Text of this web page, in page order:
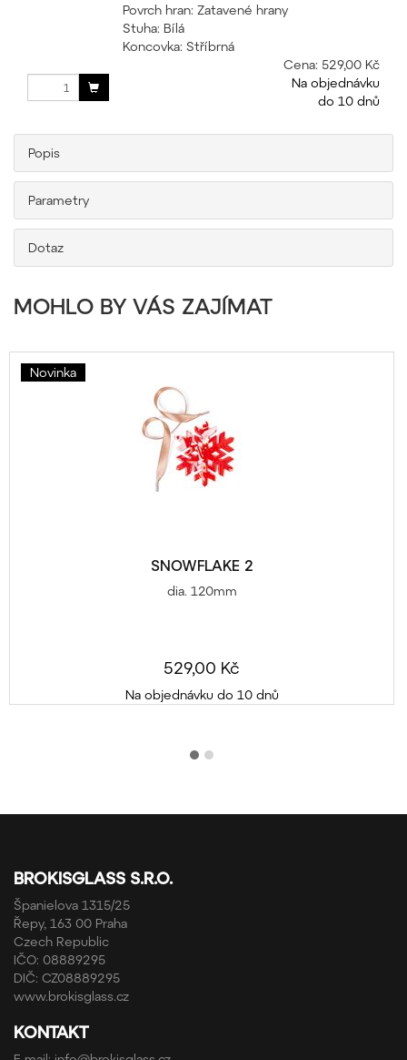
Povrch hran: Zatavené hrany
Stuha: Bílá
Koncovka: Stříbrná
Cena: 529,00 Kč
Na objednávku
do 10 dnů
Popis
Parametry
Dotaz
MOHLO BY VÁS ZAJÍMAT
Novinka
SNOWFLAKE 2
dia. 120mm
529,00 Kč
Na objednávku do 10 dnů
BROKISGLASS S.R.O.
Španielova 1315/25
Řepy, 163 00 Praha
Czech Republic
IČO: 08889295
DIČ: CZ08889295
www.brokisglass.cz
KONTAKT